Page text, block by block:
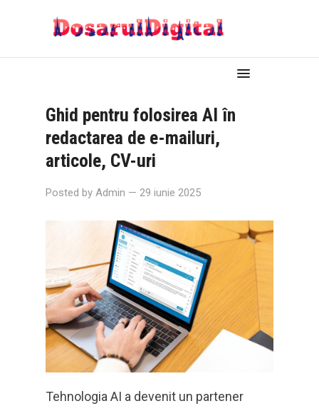
Ghid pentru folosirea AI în
redactarea de e-mailuri,
articole, CV-uri
Posted by Admin — 29 iunie 2025
Tehnologia AI a devenit un partener